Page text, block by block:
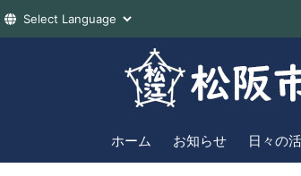
へ
ホーム お知らせ 日々の
2026年